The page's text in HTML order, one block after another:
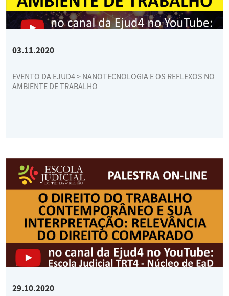
03.11.2020
EVENTO DA EJUD4 > NANOTECNOLOGIA E OS REFLEXOS NO
AMBIENTE DE TRABALHO
29.10.2020